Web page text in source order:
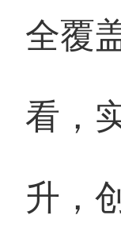
全覆
看，
升，